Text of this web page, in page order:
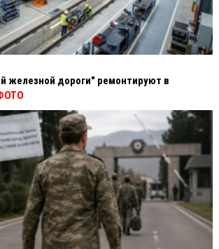
железной дороги" ремонтируют в